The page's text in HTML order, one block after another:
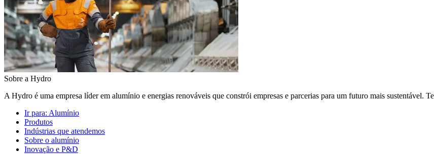
Sobre a Hydro
A Hydro é uma empresa líder em alumínio e energias renováveis que constrói empresas e parcerias para um futuro mais sustentável.
Ir para: Alumínio
Produtos
Indústrias que atendemos
Sobre o alumínio
Inovação e P&D